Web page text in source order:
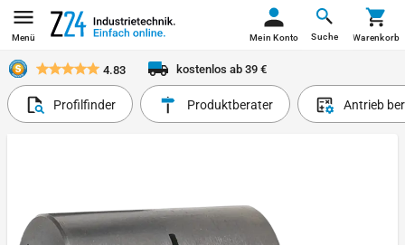
Menü Suche
Mein Konto Warenkorb
4.83 kostenlos ab 39 €
Profilfinder Produktberater Antrieb